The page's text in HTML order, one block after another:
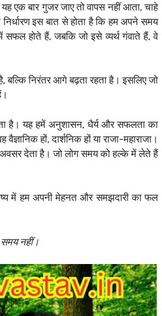
एक बार गुजर जाए तो वापस नहीं आता, चाहे
इस बात से होता है कि हम अपने समय
होते हैं, जबकि जो इसे व्यर्थ गंवाते हैं, वे
बल्कि निरंतर आगे बढ़ता रहता है। इसलिए जो
है। यह हमें अनुशासन, धैर्य और सफलता का
हों, दार्शनिक हों या राजा-महाराजा।
अवसर देता है। जो लोग समय को हल्के में लेते हैं
में हम अपनी मेहनत और समझदारी का फल
नहीं।